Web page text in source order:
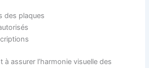
des plaques
à assurer l’harmonie visuelle des